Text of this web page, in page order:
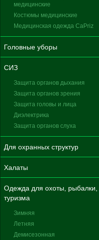
медицинские
Костюмы медицинские
Медицинская одежда CaPriz
Головные уборы
СИЗ
Защита органов дыхания
Защита органов зрения
Защита головы и лица
Диэлектрика
Защита органов слуха
Для охранных структур
Халаты
Одежда для охоты, рыбалки,
туризма
Зимняя
Летняя
Демисезонная